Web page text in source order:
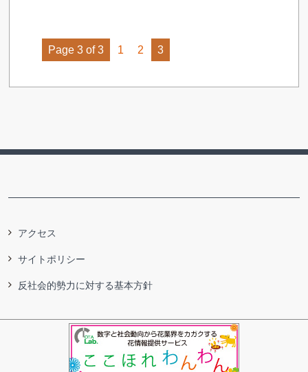
Page 3 of 3 1 2 3
アクセス
サイトポリシー
反社会的勢力に対する基本方針